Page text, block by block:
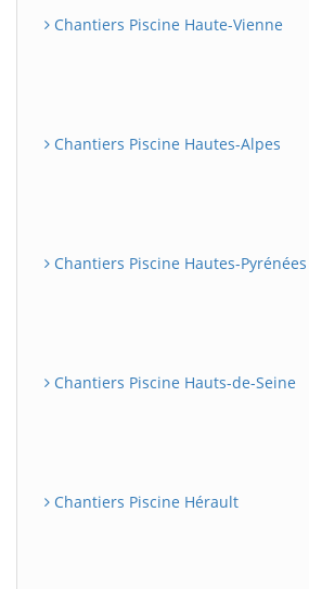
Chantiers Piscine Haute-Vienne
Chantiers Piscine Hautes-Alpes
Chantiers Piscine Hautes-Pyrénées
Chantiers Piscine Hauts-de-Seine
Chantiers Piscine Hérault